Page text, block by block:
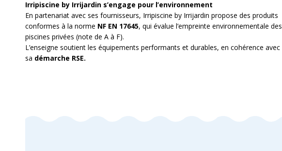
Irripiscine by Irrijardin s’engage pour l’environnement
En partenariat avec ses fournisseurs, Irripiscine by Irrijardin propose des produits
conformes à la norme NF EN 17645, qui évalue l’empreinte environnementale des
piscines privées (note de A à F).
L’enseigne soutient les équipements performants et durables, en cohérence avec
sa démarche RSE.